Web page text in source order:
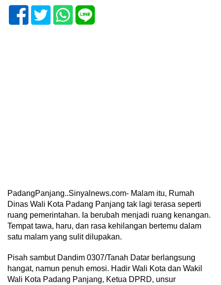
PadangPanjang..Sinyalnews.com- Malam itu, Rumah
Dinas Wali Kota Padang Panjang tak lagi terasa seperti
ruang pemerintahan. Ia berubah menjadi ruang kenangan.
Tempat tawa, haru, dan rasa kehilangan bertemu dalam
satu malam yang sulit dilupakan.
Pisah sambut Dandim 0307/Tanah Datar berlangsung
hangat, namun penuh emosi. Hadir Wali Kota dan Wakil
Wali Kota Padang Panjang, Ketua DPRD, unsur